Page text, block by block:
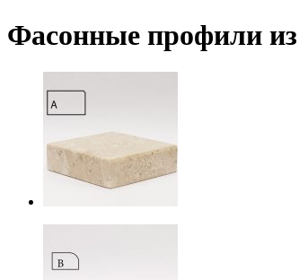
Фасонные профили